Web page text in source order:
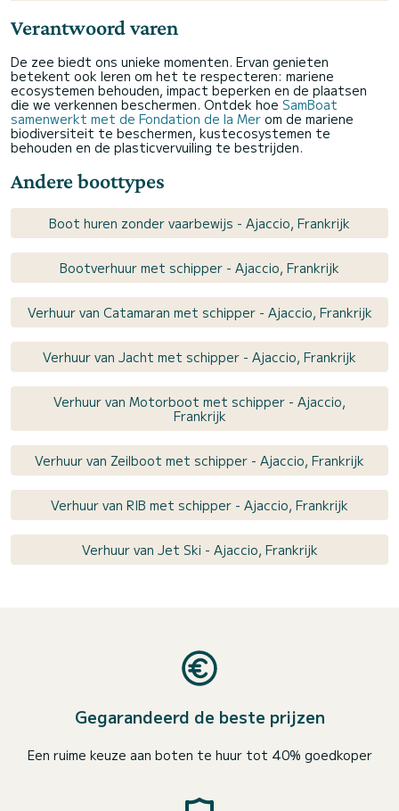
Verantwoord varen
De zee biedt ons unieke momenten. Ervan genieten
betekent ook leren om het te respecteren: mariene
ecosystemen behouden, impact beperken en de plaatsen
die we verkennen beschermen. Ontdek hoe SamBoat
samenwerkt met de Fondation de la Mer om de mariene
biodiversiteit te beschermen, kustecosystemen te
behouden en de plasticvervuiling te bestrijden.
Andere boottypes
Boot huren zonder vaarbewijs - Ajaccio, Frankrijk
Bootverhuur met schipper - Ajaccio, Frankrijk
Verhuur van Catamaran met schipper - Ajaccio, Frankrijk
Verhuur van Jacht met schipper - Ajaccio, Frankrijk
Verhuur van Motorboot met schipper - Ajaccio,
Frankrijk
Verhuur van Zeilboot met schipper - Ajaccio, Frankrijk
Verhuur van RIB met schipper - Ajaccio, Frankrijk
Verhuur van Jet Ski - Ajaccio, Frankrijk
Gegarandeerd de beste prijzen
Een ruime keuze aan boten te huur tot 40% goedkoper